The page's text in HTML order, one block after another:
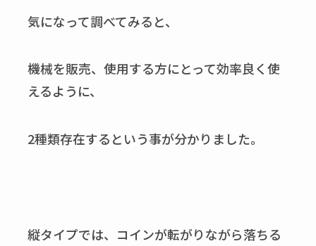
気になって調べてみると、
機械を販売、使用する方にとって効率良く使
えるように、
2種類存在するという事が分かりました。
縦タイプでは、コインが転がりながら落ちる